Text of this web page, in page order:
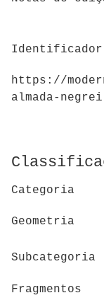
Identificador
https://
almada-
Categoria
Geometria
Subcategoria
Fragmentos